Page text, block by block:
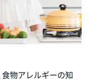
食物アレルギーの知